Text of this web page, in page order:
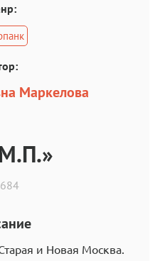
Маркелова
684
и Новая Москва.